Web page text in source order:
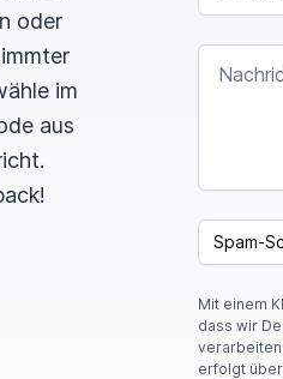
oder
im
aus
NACHRICHT
SPAM
Mit einem
dass wir
verarbeiten
erfolgt